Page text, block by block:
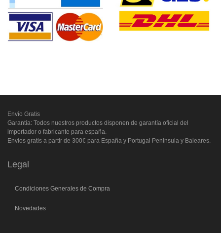
Envío Gratis
Garantía: Todos nuestros productos disponen de garantía oficial del
importador o fabricante para españa.
Envíos gratis a partir de 300€ para España y Portugal Peninsula y Baleares.
Legal
Condiciones Generales de Compra
Novedades